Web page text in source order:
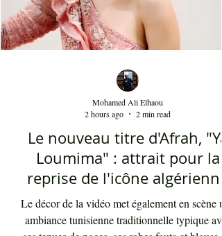
Le nouveau titre d'Afrah, "Ya
Loumima" : attrait pour la
reprise de l'icône algérienne
Mohamed Ali Elhaou
2 hours ago
2 min read